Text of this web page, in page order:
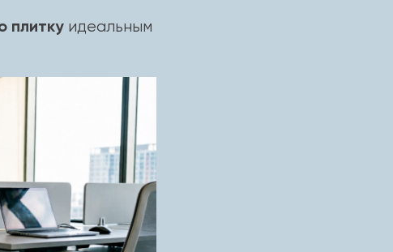
плитку идеальным